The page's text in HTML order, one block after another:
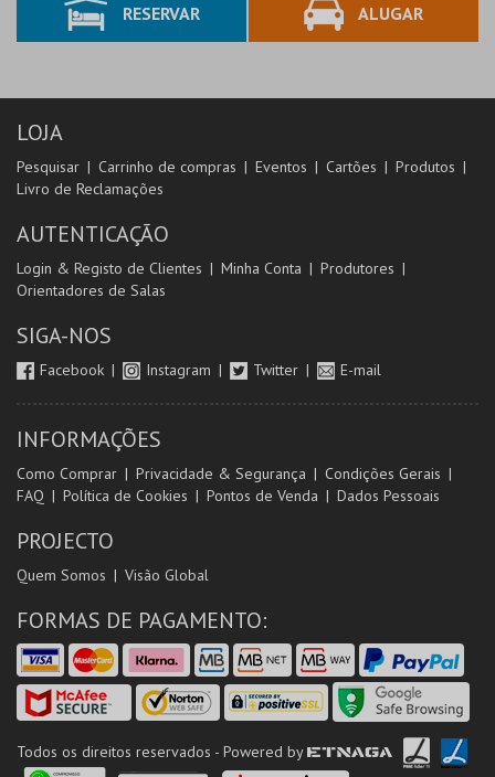
RESERVAR ALUGAR
LOJA
Pesquisar Carrinho de compras Eventos Cartões
Produtos
Livro de Reclamações
AUTENTICAÇÃO
Login & Registo de Clientes Minha Conta
Produtores
Orientadores de Salas
SIGA-NOS
Facebook Instagram Twitter E-mail
INFORMAÇÕES
Como Comprar Privacidade & Segurança
Condições Gerais
FAQ
Política de Cookies Pontos de Venda Dados Pessoais
PROJECTO
Quem Somos Visão Global
FORMAS DE PAGAMENTO:
Todos os direitos reservados - Powered by ETNAGA